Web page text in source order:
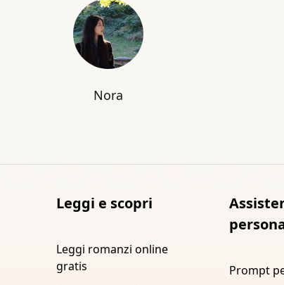
Nora
Leggi e scopri
Leggi romanzi online
gratis
Prompt